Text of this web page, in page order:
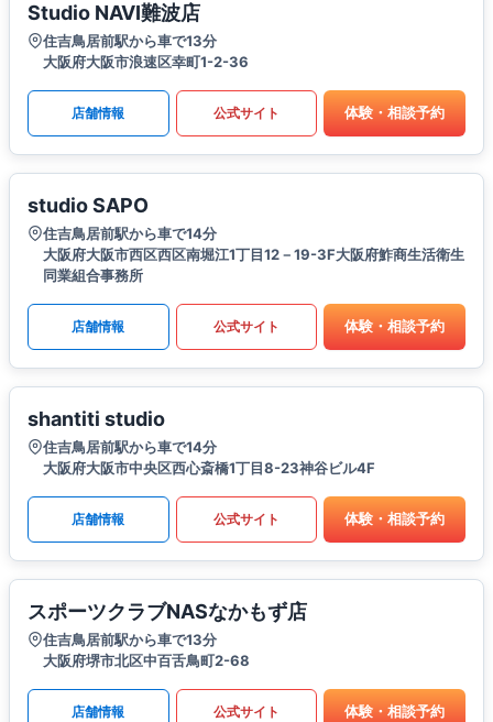
Studio NAVI難波店
住吉鳥居前駅から車で13分
大阪府大阪市浪速区幸町1-2-36
店舗情報 公式サイト 体験・相談予約
studio SAPO
住吉鳥居前駅から車で14分
大阪府大阪市西区西区南堀江1丁目12－19-3F大阪府鮓商生活衛生
同業組合事務所
店舗情報 公式サイト 体験・相談予約
shantiti studio
住吉鳥居前駅から車で14分
大阪府大阪市中央区西心斎橋1丁目8-23神谷ビル4F
店舗情報 公式サイト 体験・相談予約
スポーツクラブNASなかもず店
住吉鳥居前駅から車で13分
大阪府堺市北区中百舌鳥町2-68
店舗情報 公式サイト 体験・相談予約